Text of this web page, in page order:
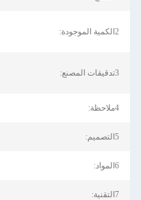
2الكمية الموجودة:
3تدقيقات المصنع:
4ملاحظة:
5التصميم:
6المواد:
7التقنية: